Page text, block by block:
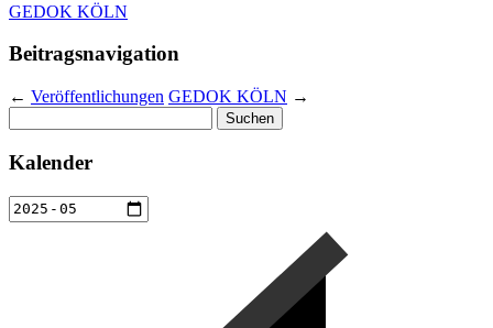
GEDOK KÖLN
Beitragsnavigation
← Veröffentlichungen GEDOK KÖLN →
nach:
Kalender